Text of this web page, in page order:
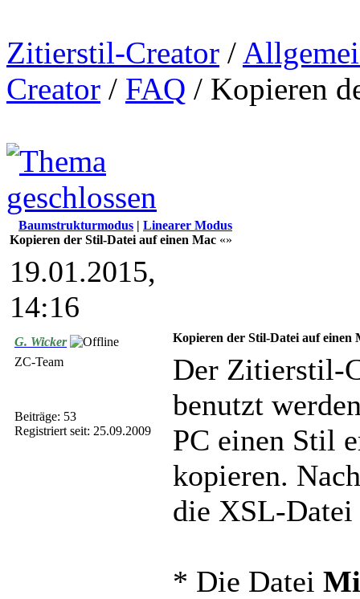
Zitierstil-Creator /
Creator / FAQ / Kopieren
Baumstrukturmodus | Linearer Modus
Kopieren der Stil-Datei auf einen Mac «»
19.01.2015,
14:16
G. Wicker
ZC-Team
Beiträge: 53
Registriert seit: 25.09.2009
Kopieren der Stil-Datei auf einen
Der Zitierstil-
benutzt
PC einen Stil
kopieren.
die XSL-Datei
* Die Datei